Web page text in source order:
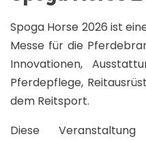
Spoga Horse 2026 ist
Messe für die
Innovationen,
Pferdepflege,
dem Reitsport.
Diese